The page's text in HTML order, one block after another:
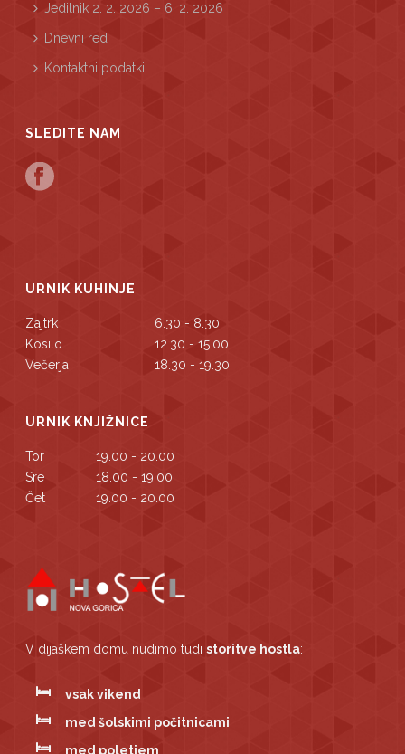
Jedilnik 2. 2. 2026 – 6. 2. 2026
Dnevni red
Kontaktni podatki
SLEDITE NAM
URNIK KUHINJE
Zajtrk
6.30 - 8.30
Kosilo
12.30 - 15.00
Večerja
18.30 - 19.30
URNIK KNJIŽNICE
Tor
19.00 - 20.00
Sre
18.00 - 19.00
Čet
19.00 - 20.00
V dijaškem domu nudimo tudistoritve hostla:
vsak vikend
med šolskimi počitnicami
med poletjem